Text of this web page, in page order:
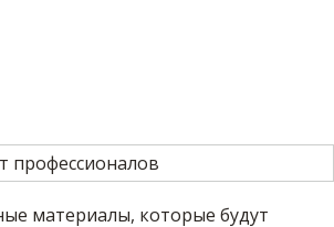
материалы, которые будут